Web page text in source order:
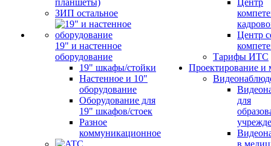
планшеты)
ЗИП остальное
19" и настенное
оборудование
19" шкафы/стойки
Настенное и 10"
оборудование
Оборудование для
19" шкафов/стоек
Разное
коммуникационное
Центр
Центр
Тарифы ИТС
Проектирование и
для
в